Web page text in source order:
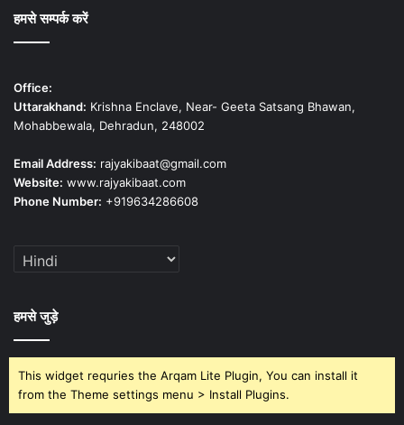
हमसे सम्पर्क करें
Office:
Uttarakhand: Krishna Enclave, Near- Geeta Satsang Bhawan,
Mohabbewala, Dehradun, 248002
Email Address: rajyakibaat@gmail.com
Website: www.rajyakibaat.com
Phone Number: +919634286608
हमसे जुड़े
This widget requries the Arqam Lite Plugin, You can install it
from the Theme settings menu > Install Plugins.